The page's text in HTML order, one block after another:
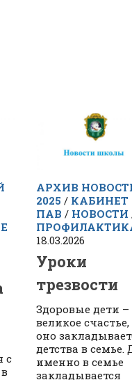
с
АРХИВ
2025 / КАБИНЕТ
ПАВ / НОВОСТИ
18.03.2026
Уроки
трезвости
Здоровые дети –
великое счастье,
оно
детства в семье.
именно в семье
закладывается